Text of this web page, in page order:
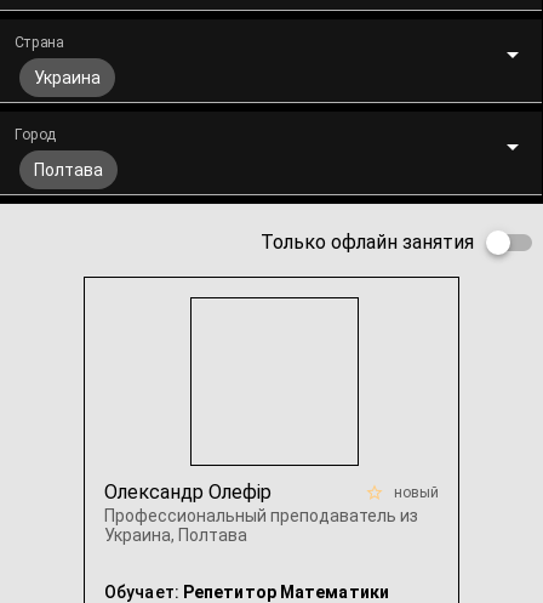
Страна
Украина
Город
Полтава
Только офлайн занятия
Олександр Олефір
Профессиональный преподаватель из
Украина, Полтава
новый
Обучает: Репетитор Математики